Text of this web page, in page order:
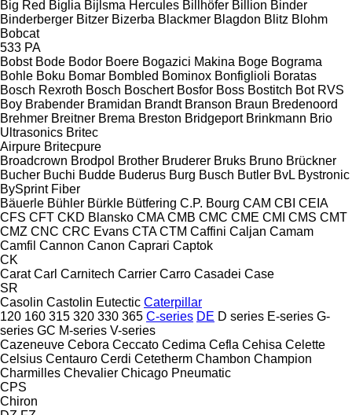
Big Red Biglia Bijlsma Hercules Billhöfer Billion Binder
Binderberger Bitzer Bizerba Blackmer Blagdon Blitz Blohm
Bobcat
533 PA
Bobst Bode Bodor Boere Bogazici Makina Boge Bograma
Bohle Boku Bomar Bombled Bominox Bonfiglioli Boratas
Bosch Rexroth Bosch Boschert Bosfor Boss Bostitch Bot RVS
Boy Brabender Bramidan Brandt Branson Braun Bredenoord
Brehmer Breitner Brema Breston Bridgeport Brinkmann Brio
Ultrasonics Britec
Airpure Britecpure
Broadcrown Brodpol Brother Bruderer Bruks Bruno Brückner
Bucher Buchi Budde Buderus Burg Busch Butler BvL Bystronic
BySprint Fiber
Bäuerle Bühler Bürkle Bütfering C.P. Bourg CAM CBI CEIA
CFS CFT CKD Blansko CMA CMB CMC CME CMI CMS CMT
CMZ CNC CRC Evans CTA CTM Caffini Caljan Camam
Camfil Cannon Canon Caprari Captok
CK
Carat Carl Carnitech Carrier Carro Casadei Case
SR
Casolin Castolin Eutectic Caterpillar
120 160 315 320 330 365 C-series DE D series E-series G-
series GC M-series V-series
Cazeneuve Cebora Ceccato Cedima Cefla Cehisa Celette
Celsius Centauro Cerdi Cetetherm Chambon Champion
Charmilles Chevalier Chicago Pneumatic
CPS
Chiron